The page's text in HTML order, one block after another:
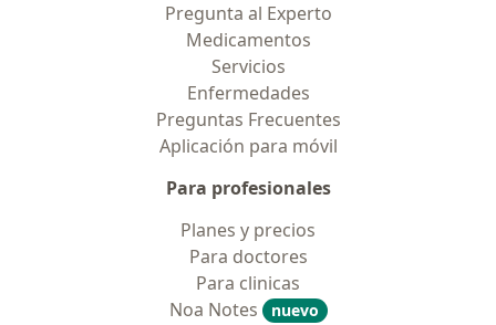
Pregunta al Experto
Medicamentos
Servicios
Enfermedades
Preguntas Frecuentes
Aplicación para móvil
Para profesionales
Planes y precios
Para doctores
Para clinicas
Noa Notes
nuevo